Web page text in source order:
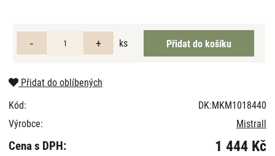
ks
Přidat do oblíbených
Kód:
DK:MKM1018440
Výrobce:
Mistrall
Cena s DPH: 1 444 Kč